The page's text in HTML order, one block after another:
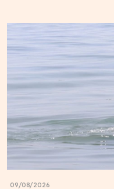
09/08/2026